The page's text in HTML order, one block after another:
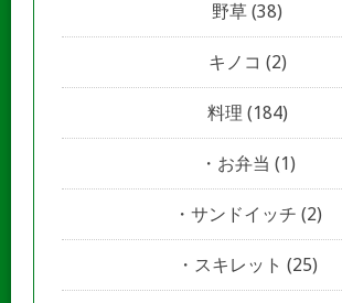
野草 (38)
キノコ (2)
料理 (184)
お弁当 (1)
サンドイッチ (2)
スキレット (25)